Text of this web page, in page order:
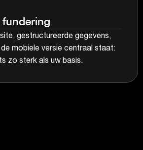
fundering
gestructureerde gegevens,
mobiele versie centraal staat:
zo sterk als uw basis.